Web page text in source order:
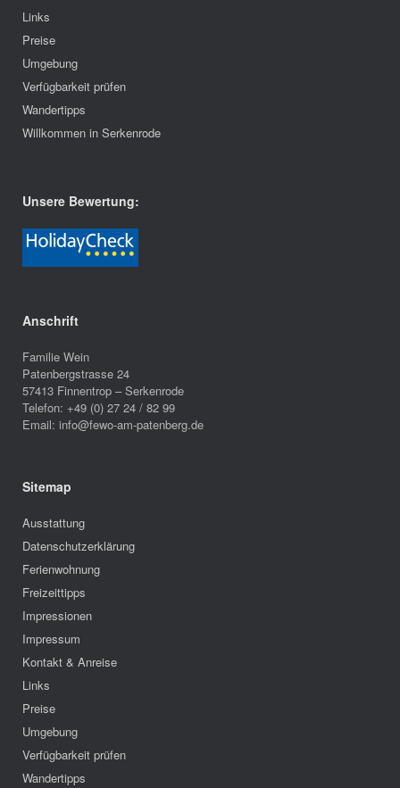
Links
Preise
Umgebung
Verfügbarkeit prüfen
Wandertipps
Willkommen in Serkenrode
Unsere Bewertung:
Anschrift
Familie Wein
Patenbergstrasse 24
57413 Finnentrop – Serkenrode
Telefon: +49 (0) 27 24 / 82 99
Email: info@fewo-am-patenberg.de
Sitemap
Ausstattung
Datenschutzerklärung
Ferienwohnung
Freizeittipps
Impressionen
Impressum
Kontakt & Anreise
Links
Preise
Umgebung
Verfügbarkeit prüfen
Wandertipps